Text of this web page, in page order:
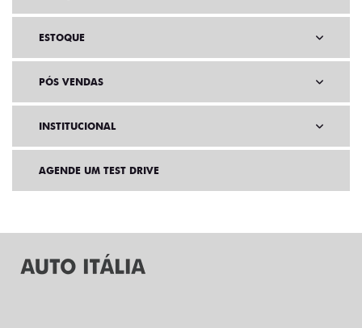
ESTOQUE
PÓS VENDAS
INSTITUCIONAL
AGENDE UM TEST DRIVE